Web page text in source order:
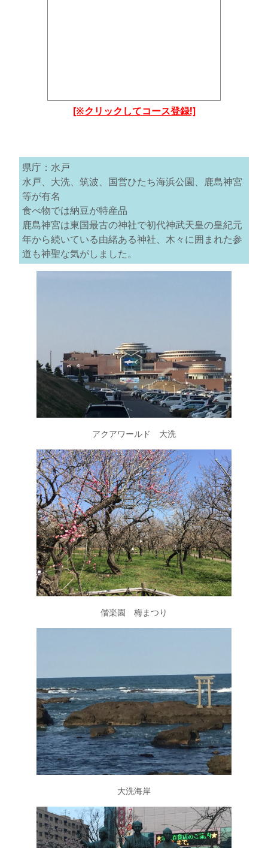
[※クリックしてコース登録!]
県庁：水戸
水戸、大洗、筑波、国営ひたち海浜公園、鹿島神宮
等が有名
食べ物では納豆が特産品
鹿島神宮は東国最古の神社で初代神武天皇の皇紀元
年から続いている由緒ある神社、木々に囲まれた参
道も神聖な気がしました。
アクアワールド 大洗
偕楽園 梅まつり
大洗海岸